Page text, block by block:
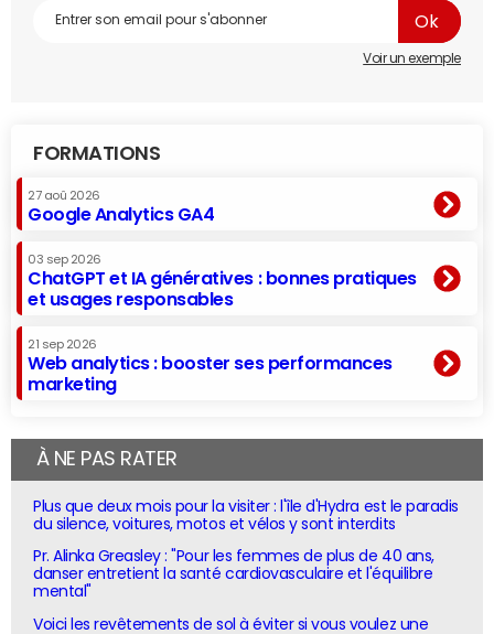
Voir un exemple
FORMATIONS
27 aoû 2026
Google Analytics GA4
03 sep 2026
ChatGPT et IA génératives : bonnes pratiques
et usages responsables
21 sep 2026
Web analytics : booster ses performances
marketing
À NE PAS RATER
Plus que deux mois pour la visiter : l'île d'Hydra est le paradis
du silence, voitures, motos et vélos y sont interdits
Pr. Alinka Greasley : "Pour les femmes de plus de 40 ans,
danser entretient la santé cardiovasculaire et l'équilibre
mental"
Voici les revêtements de sol à éviter si vous voulez une